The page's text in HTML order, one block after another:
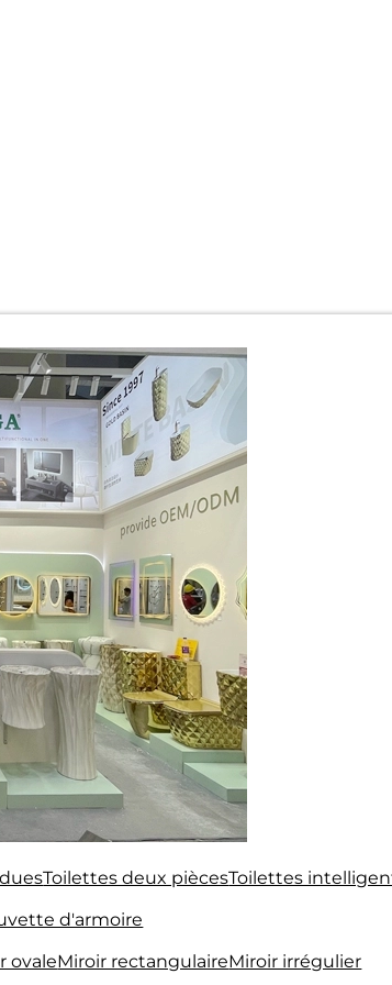
Toilettes deux piècesToilettes
d'armoire
ovaleMiroir rectangulaireMiroir irrégulier